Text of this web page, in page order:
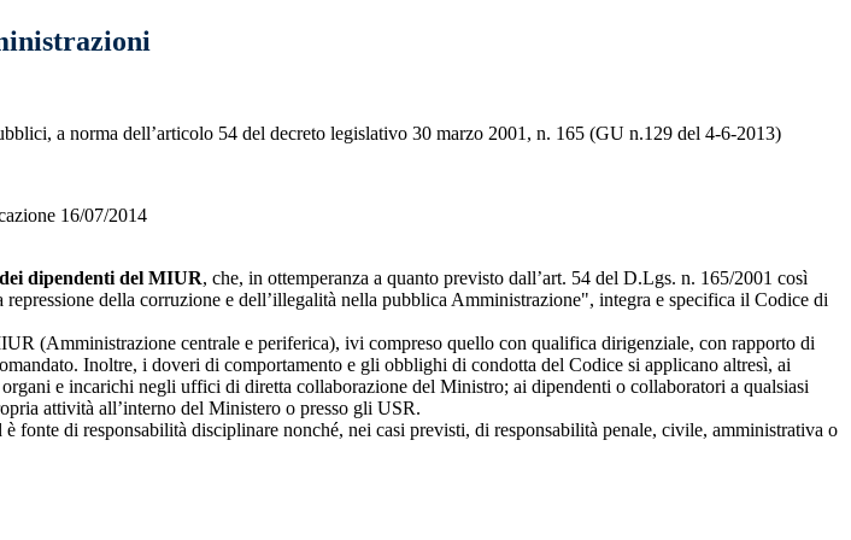
a norma dell’articolo 54 del decreto legislativo 30 marzo 2001, n. 165 (GU n.129 del 4-6-2013)
16/07/2014
dipendenti del MIUR, che, in ottemperanza a quanto previsto dall’art. 54 del D.Lgs. n. 165/2001 così
della corruzione e dell’illegalità nella pubblica Amministrazione", integra e specifica il Codice di
(Amministrazione centrale e periferica), ivi compreso quello con qualifica dirigenziale, con rapporto di
Inoltre, i doveri di comportamento e gli obblighi di condotta del Codice si applicano altresì, ai
e incarichi negli uffici di diretta collaborazione del Ministro; ai dipendenti o collaboratori a qualsiasi
attività all’interno del Ministero o presso gli USR.
di responsabilità disciplinare nonché, nei casi previsti, di responsabilità penale, civile, amministrativa o